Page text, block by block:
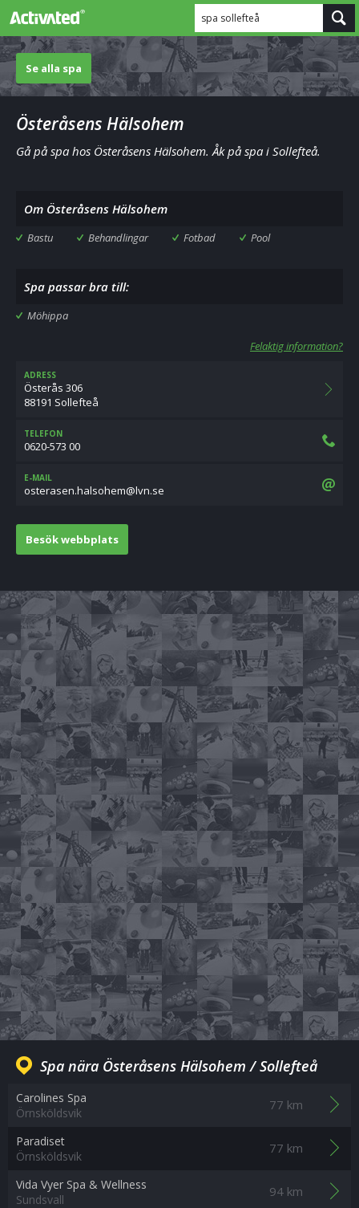
spa sollefteå
Se alla spa
Österåsens Hälsohem
Gå på spa hos Österåsens Hälsohem. Åk på spa i Sollefteå.
Om Österåsens Hälsohem
Bastu Behandlingar Fotbad Pool
Spa passar bra till:
Möhippa
Felaktig information?
ADRESS
Österås 306
88191 Sollefteå
TELEFON
0620-573 00
E-MAIL
es.nvl@mehoslah.nesaretso
Besök webbplats
Spa nära Österåsens Hälsohem / Sollefteå
Carolines Spa
Örnsköldsvik
77 km
Paradiset
Örnsköldsvik
77 km
Vida Vyer Spa & Wellness
Sundsvall
94 km